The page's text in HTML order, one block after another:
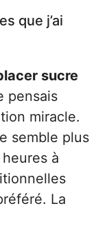
que j’ai
sucre
pensais
miracle.
semble plus
à
La